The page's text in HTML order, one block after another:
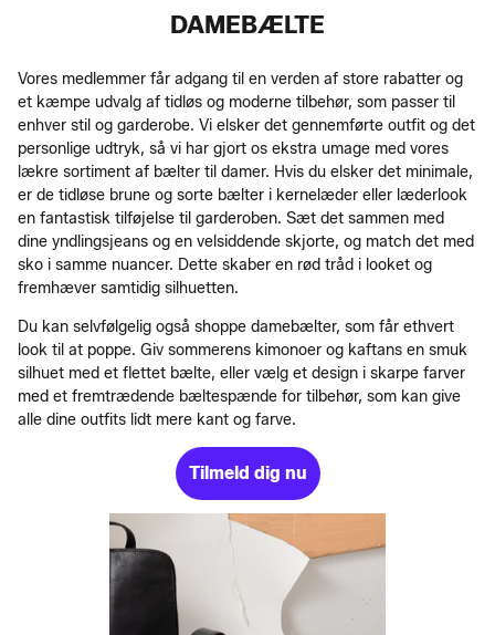
DAMEBÆLTE
Vores medlemmer får adgang til en verden af store rabatter og
et kæmpe udvalg af tidløs og moderne tilbehør, som passer til
enhver stil og garderobe. Vi elsker det gennemførte outfit og det
personlige udtryk, så vi har gjort os ekstra umage med vores
lækre sortiment af bælter til damer. Hvis du elsker det minimale,
er de tidløse brune og sorte bælter i kernelæder eller læderlook
en fantastisk tilføjelse til garderoben. Sæt det sammen med
dine yndlingsjeans og en velsiddende skjorte, og match det med
sko i samme nuancer. Dette skaber en rød tråd i looket og
fremhæver samtidig silhuetten.
Du kan selvfølgelig også shoppe damebælter, som får ethvert
look til at poppe. Giv sommerens kimonoer og kaftans en smuk
silhuet med et flettet bælte, eller vælg et design i skarpe farver
med et fremtrædende bæltespænde for tilbehør, som kan give
alle dine outfits lidt mere kant og farve.
Tilmeld dig nu